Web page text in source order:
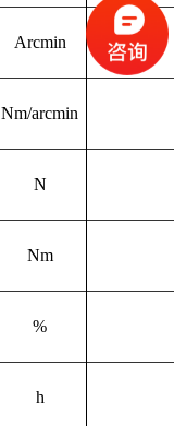
Arcmin
Nm/arcmin
N
Nm
%
h